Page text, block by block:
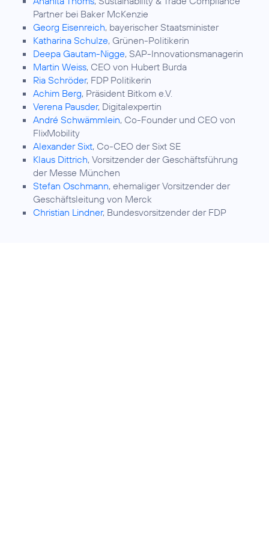
Partner bei Baker McKenzie
Georg Eisenreich, bayerischer Staatsminister
Katharina Schulze, Grünen-Politikerin
Deepa Gautam-Nigge, SAP-Innovationsmanagerin
Martin Weiss, CEO von Hubert Burda
Ria Schröder, FDP Politikerin
Achim Berg, Präsident Bitkom e.V.
Verena Pausder, Digitalexpertin
André Schwämmlein, Co-Founder und CEO von
FlixMobility
Alexander Sixt, Co-CEO der Sixt SE
Klaus Dittrich, Vorsitzender der Geschäftsführung
der Messe München
Stefan Oschmann, ehemaliger Vorsitzender der
Geschäftsleitung von Merck
Christian Lindner, Bundesvorsitzender der FDP